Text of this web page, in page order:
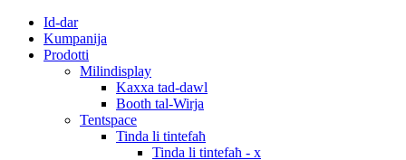
Id-dar
Kumpanija
Prodotti
Milindisplay
Kaxxa tad-dawl
Booth tal-Wirja
Tentspace
Tinda li tintefaħ
Tinda li tintefaħ - x